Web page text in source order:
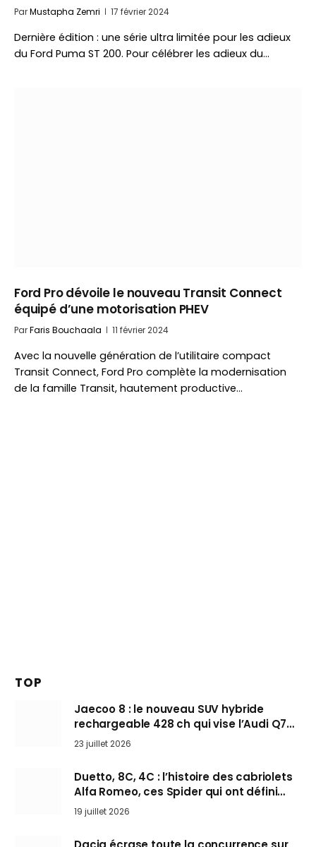
ParMustapha Zemri 17 février 2024
Dernière édition : une série ultra limitée pour les adieux
du Ford Puma ST 200. Pour célébrer les adieux du…
Ford Pro dévoile le nouveau Transit Connect
équipé d’une motorisation PHEV
ParFaris Bouchaala 11 février 2024
Avec la nouvelle génération de l’utilitaire compact
Transit Connect, Ford Pro complète la modernisation
de la famille Transit, hautement productive…
TOP
Jaecoo 8 : le nouveau SUV hybride
rechargeable 428 ch qui vise l’Audi Q7
arrive en Europe cet automne
23 juillet 2026
Duetto, 8C, 4C : l’histoire des cabriolets
Alfa Romeo, ces Spider qui ont défini
l’art de rouler cheveux au vent
19 juillet 2026